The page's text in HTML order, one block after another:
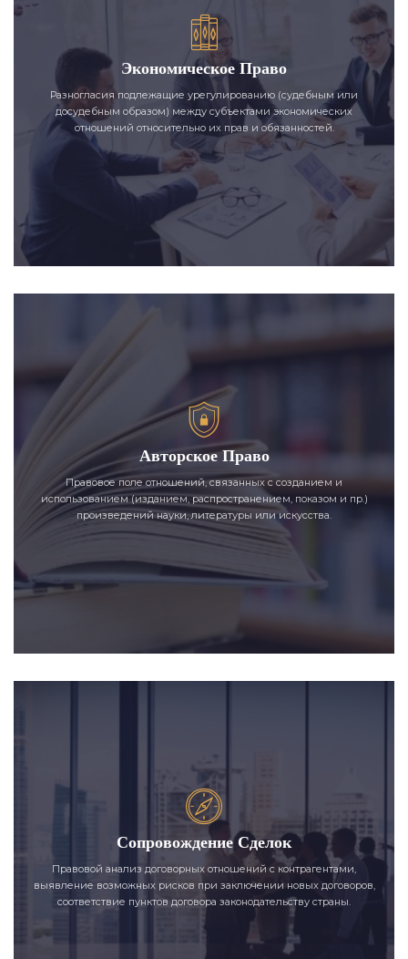
Экономическое Право
Разногласия подлежащие урегулированию (судебным или
досудебным образом) между субъектами экономических
отношений относительно их прав и обязанностей.
Авторское Право
Правовое поле отношений, связанных с созданием и
использованием (изданием, распространением, показом и пр.)
произведений науки, литературы или искусства.
Сопровождение Сделок
Правовой анализ договорных отношений с контрагентами,
выявление возможных рисков при заключении новых договоров,
соответствие пунктов договора законодательству страны.